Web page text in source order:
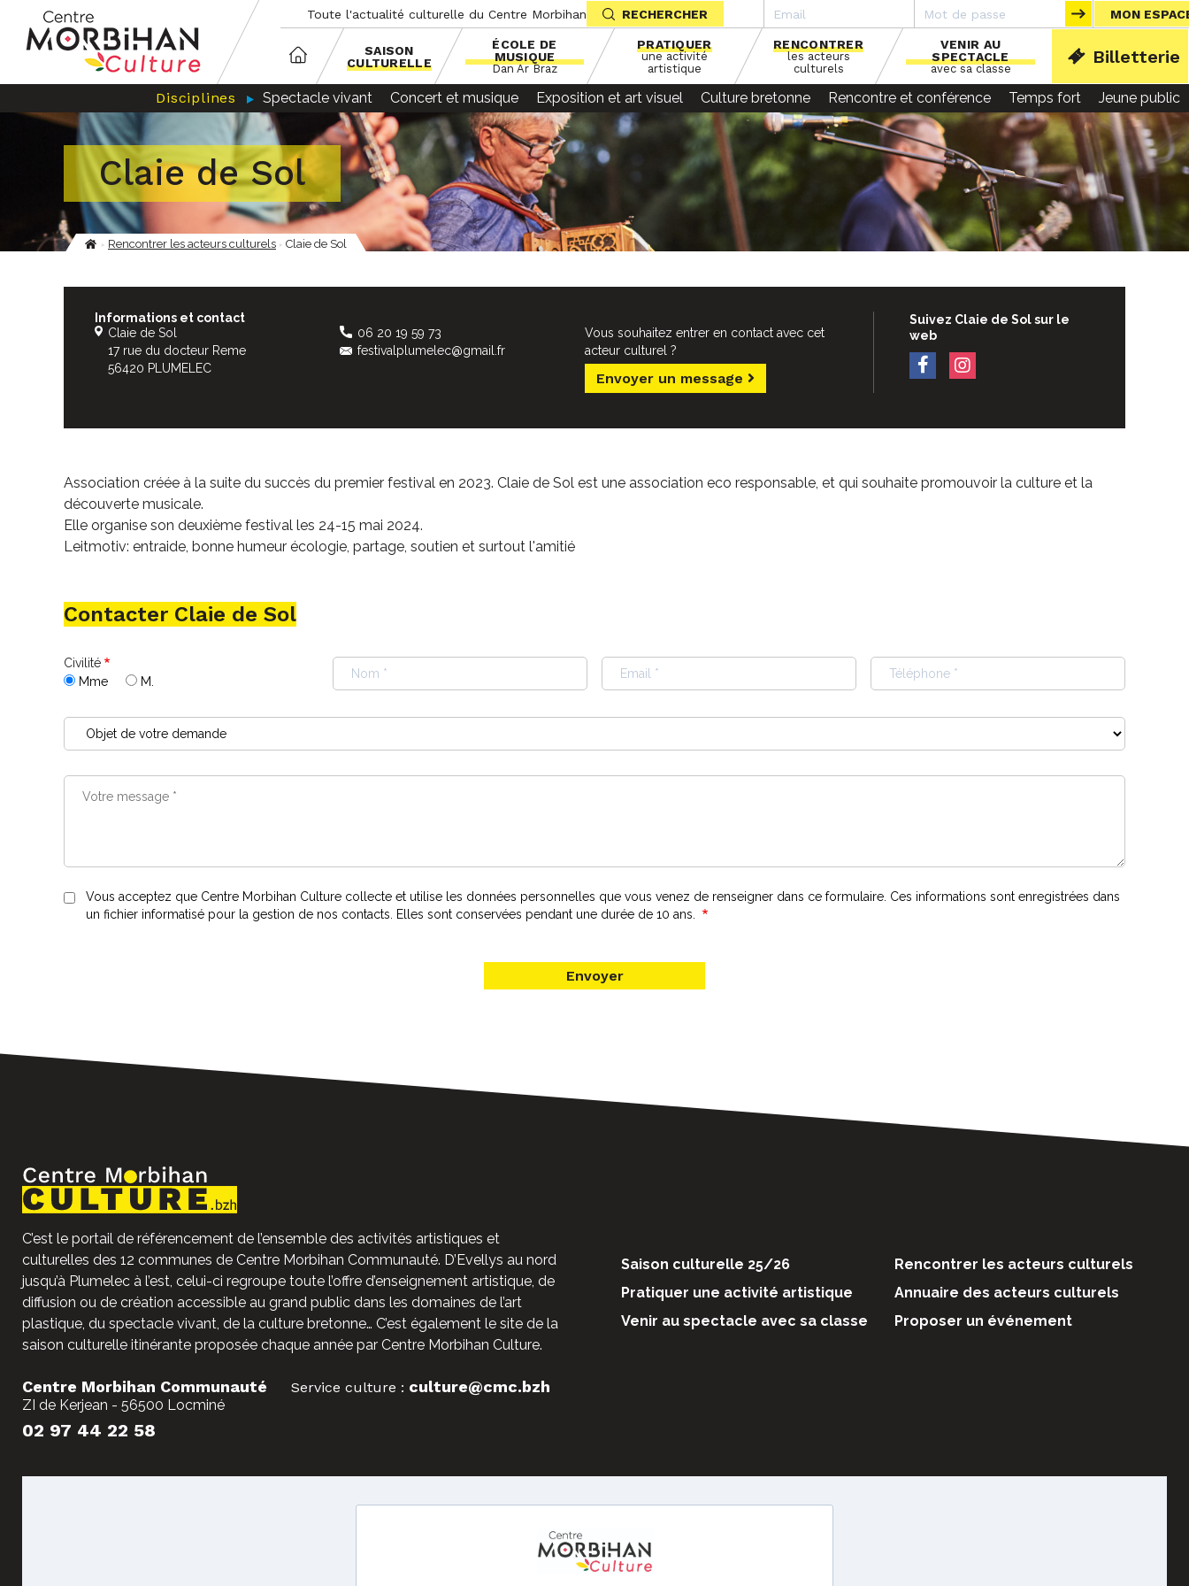
contenu
principal
Toute l'actualité culturelle du Centre Morbihan RECHERCHER MON
SAISON
CULTURELLE
ÉCOLE DE
MUSIQUE
Dan Ar Braz
PRATIQUER
une activité
artistique
RENCONTRER
les acteurs
culturels
VENIR AU
SPECTACLE
avec sa classe
Billetterie
Disciplines Spectacle vivant Concert et musique Exposition et art visuel Culture bretonne Rencontre et conférence Temps fort Jeune public
Claie de Sol
Fil
Rencontrer les acteurs culturels Claie de Sol
Informations et contact
Claie de Sol
17 rue du docteur Reme
56420 PLUMELEC
06 20 19 59 73
festivalplumelec@gmail.fr
Vous souhaitez entrer en contact avec cet
acteur culturel ?
Envoyer un message
Suivez Claie de Sol sur le
web
Association créée à la suite du succès du premier festival en 2023. Claie de Sol est une association eco responsable, et qui souhaite promouvoir la culture et la
découverte musicale.
Elle organise son deuxième festival les 24-15 mai 2024.
Leitmotiv: entraide, bonne humeur écologie, partage, soutien et surtout l'amitié
Contacter Claie de Sol
Civilité
Mme
M.
Vous acceptez que Centre Morbihan Culture collecte et utilise les données personnelles que vous venez de renseigner dans ce formulaire. Ces informations sont enregistrées dans
un fichier informatisé pour la gestion de nos contacts. Elles sont conservées pendant une durée de 10 ans.
C’est le portail de référencement de l’ensemble des activités artistiques et
culturelles des 12 communes de Centre Morbihan Communauté. D’Evellys au nord
jusqu’à Plumelec à l’est, celui-ci regroupe toute l’offre d’enseignement artistique, de
diffusion ou de création accessible au grand public dans les domaines de l’art
plastique, du spectacle vivant, de la culture bretonne… C’est également le site de la
saison culturelle itinérante proposée chaque année par Centre Morbihan Culture.
Centre Morbihan Communauté
ZI de Kerjean - 56500 Locminé
02 97 44 22 58
Service culture : culture@cmc.bzh
Saison culturelle 25/26
Pratiquer une activité artistique
Venir au spectacle avec sa classe
Rencontrer les acteurs culturels
Annuaire des acteurs culturels
Proposer un événement